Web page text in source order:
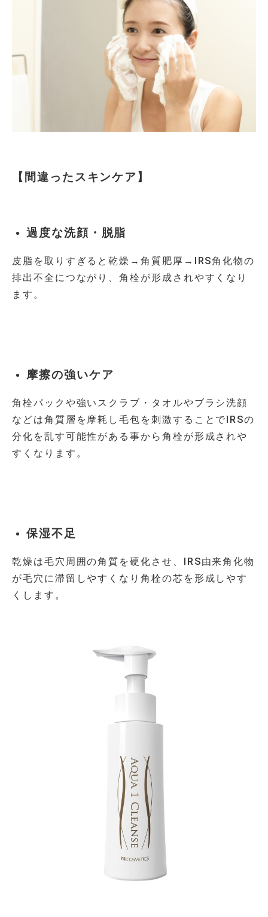
【間違ったスキンケア】
過度な洗顔・脱脂
皮脂を取りすぎると乾燥→角質肥厚→ IRS角化物の
排出不全につながり、角栓が形成されやすくなり
ます。
摩擦の強いケア
角栓パックや強いスクラブ・タオルやブラシ洗顔
などは角質層を摩耗し毛包を刺激することで IRSの
分化を乱す可能性がある事から角栓が形成されや
すくなります。
保湿不足
乾燥は毛穴周囲の角質を硬化させ、 IRS由来角化物
が毛穴に滞留しやすくなり角栓の芯を形成しやす
くします。